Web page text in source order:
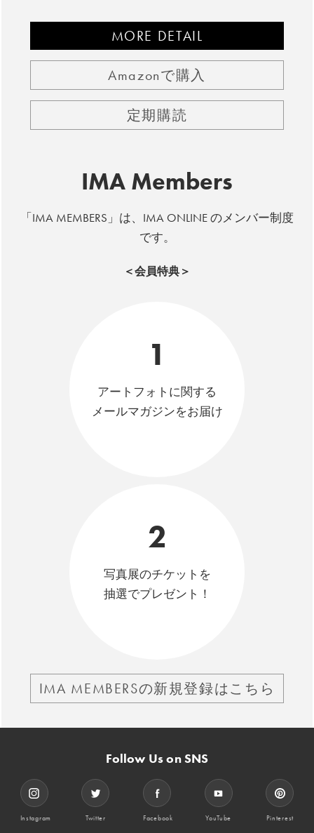
MORE DETAIL
Amazonで購入
定期購読
IMA Members
「IMA MEMBERS」は、IMA ONLINE のメンバー制度
です。
＜会員特典＞
1
アートフォトに関する
メールマガジンをお届け
2
写真展のチケットを
抽選でプレゼント！
IMA MEMBERSの新規登録はこちら
Follow Us on SNS
Instagram Twitter Facebook YouTube Pinterest